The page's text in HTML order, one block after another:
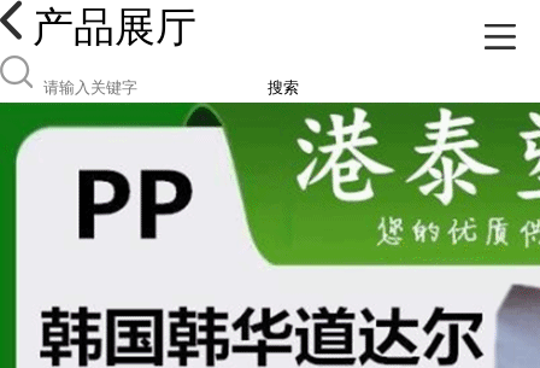
产品展厅
搜索